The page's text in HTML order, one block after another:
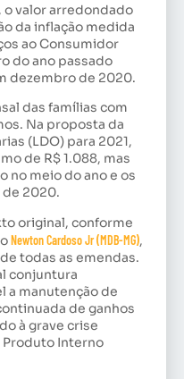
o valor arredondado
da inflação medida
ao Consumidor
do ano passado
dezembro de 2020.
das famílias com
Na proposta da
(LDO) para 2021,
de R$ 1.088, mas
no meio do ano e os
de 2020.
original, conforme
Newton Cardoso Jr (MDB-MG),
todas as emendas.
conjuntura
a manutenção de
de ganhos
à grave crise
Produto Interno